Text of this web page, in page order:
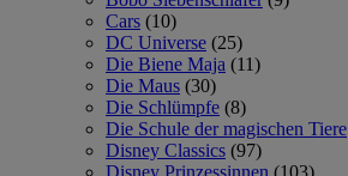
Cars (10)
DC Universe (25)
Die Biene Maja (11)
Die Maus (30)
Die Schlümpfe (8)
Die Schule der magischen Tiere
Disney Classics (97)
Disney Prinzessinnen (103)